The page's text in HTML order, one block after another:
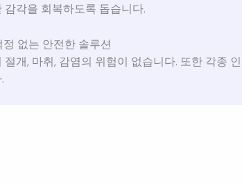
감각을 회복하도록 돕습니다.
없는 안전한 솔루션
절개, 마취, 감염의 위험이 없습니다. 또한 각종